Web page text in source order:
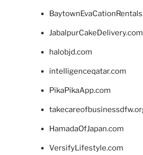
JabalpurCakeDelivery.com
halobjd.com
intelligenceqatar.com
PikaPikaApp.com
HamadaOfJapan.com
VersifyLifestyle.com